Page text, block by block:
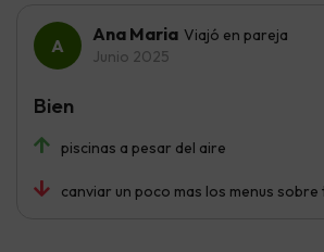
Ana Maria Viajó en pareja
Junio 2025
piscinas a pesar del aire
canviar un poco mas los menus
Bien